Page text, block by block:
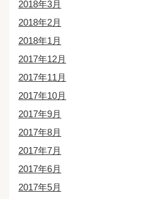
2018年3月
2018年2月
2018年1月
2017年12月
2017年11月
2017年10月
2017年9月
2017年8月
2017年7月
2017年6月
2017年5月